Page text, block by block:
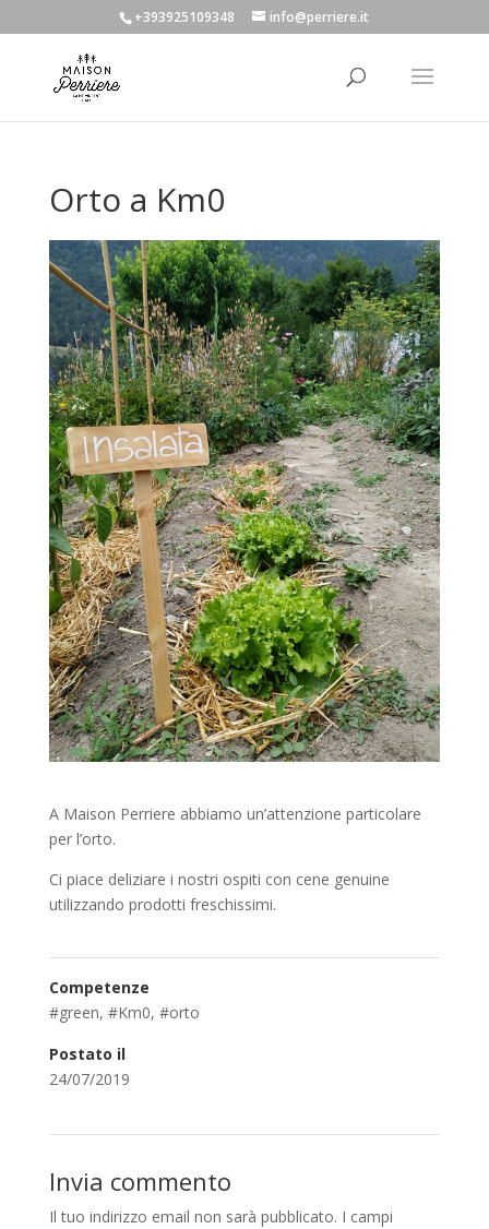
+393925109348 info@perriere.it
Orto a Km0
A Maison Perriere abbiamo un’attenzione particolare
per l’orto.
Ci piace deliziare i nostri ospiti con cene genuine
utilizzando prodotti freschissimi.
Competenze
#green, #Km0, #orto
Postato il
24/07/2019
Invia commento
Il tuo indirizzo email non sarà pubblicato. I campi